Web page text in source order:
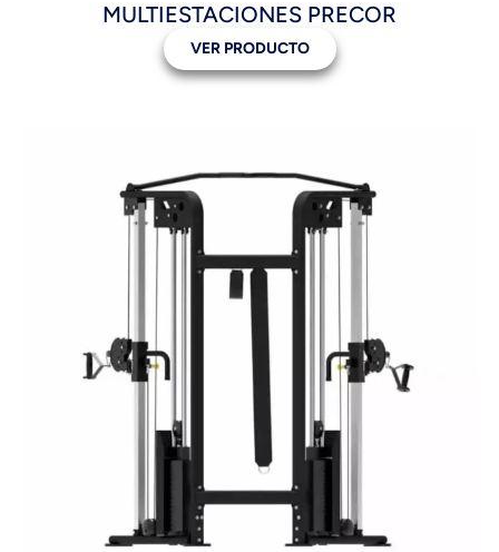
MULTIESTACIONES PRECOR
VER PRODUCTO